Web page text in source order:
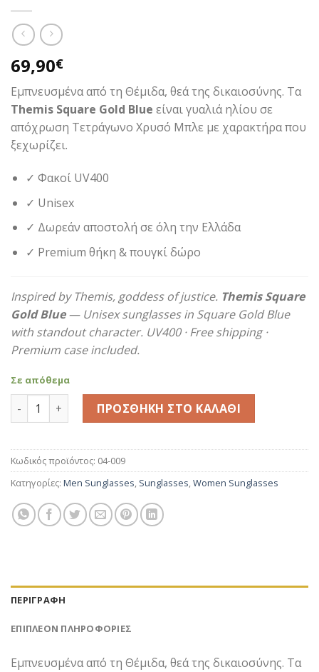
69,90€
Εμπνευσμένα από τη Θέμιδα, θεά της δικαιοσύνης. Τα
Themis Square Gold Blue είναι γυαλιά ηλίου σε
απόχρωση Τετράγωνο Χρυσό Μπλε με χαρακτήρα που
ξεχωρίζει.
✓ Φακοί UV400
✓ Unisex
✓ Δωρεάν αποστολή σε όλη την Ελλάδα
✓ Premium θήκη & πουγκί δώρο
Inspired by Themis, goddess of justice. Themis Square
Gold Blue— Unisex sunglasses in Square Gold Blue
with standout character. UV400 · Free shipping ·
Premium case included.
Σε απόθεμα
Themis Square Gold Blue ποσότητα
ΠΡΟΣΘΉΚΗ ΣΤΟ ΚΑΛΆΘΙ
Κωδικός προϊόντος: 04-009
Κατηγορίες: Men Sunglasses, Sunglasses,Women Sunglasses
ΠΕΡΙΓΡΑΦΉ
ΕΠΙΠΛΈΟΝ ΠΛΗΡΟΦΟΡΊΕΣ
Εμπνευσμένα από τη Θέμιδα, θεά της δικαιοσύνης. Τα